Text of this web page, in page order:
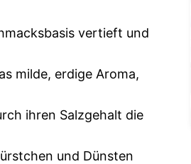
vertieft und
milde, erdige Aroma,
ihren Salzgehalt die
und Dünsten